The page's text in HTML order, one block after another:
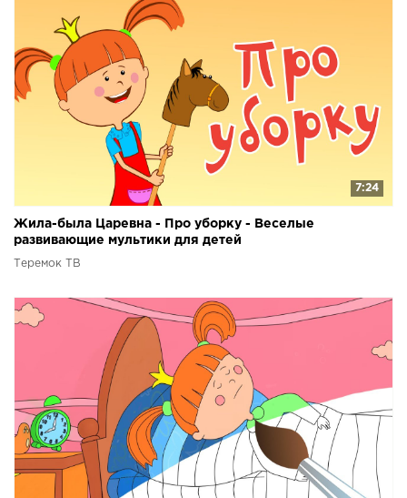
7:24
Жила-была Царевна - Про уборку - Веселые
развивающие мультики для детей
Теремок ТВ